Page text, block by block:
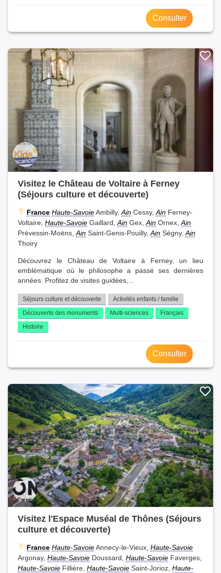
Consulter
Visitez le Château de Voltaire à Ferney
(Séjours culture et découverte)
France Haute-SavoieAmbilly, Ain Cessy, Ain Ferney-
Voltaire, Haute-Savoie Gaillard, Ain Gex, Ain Ornex, Ain
Prévessin-Moëns, Ain Saint-Genis-Pouilly, Ain Ségny, Ain
Thoiry
Découvrez le Château de Voltaire à Ferney, un lieu
emblématique où le philosophe a passé ses dernières
années. Profitez de visites guidées,...
Séjours culture et découverte
Activités enfants / famille
Découverte des monuments
Multi-sciences
Français
Histoire
Consulter
Visitez l'Espace Muséal de Thônes (Séjours
culture et découverte)
France Haute-SavoieAnnecy-le-Vieux, Haute-Savoie
Argonay, Haute-Savoie Doussard, Haute-Savoie Faverges,
Haute-Savoie Fillière, Haute-Savoie Saint-Jorioz, Haute-